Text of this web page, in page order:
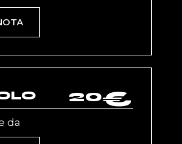
20€
da